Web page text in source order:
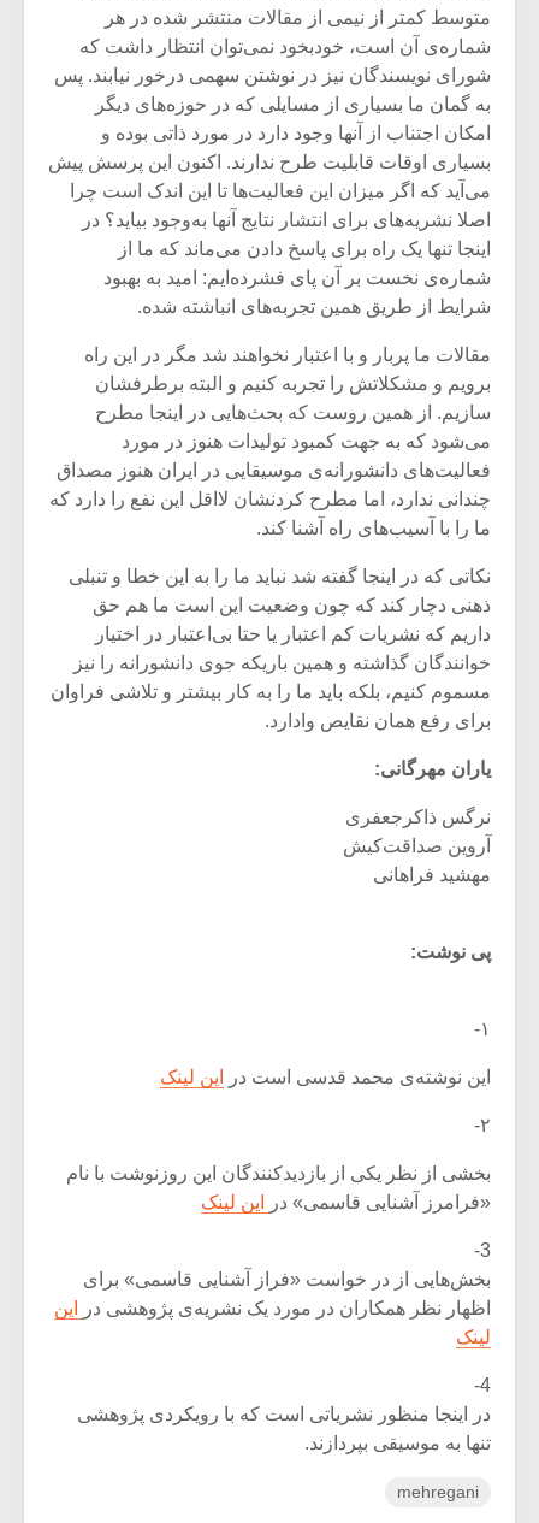
متوسط کمتر از نیمی از مقالات منتشر شده در هر
شماره‌ی آن است، خودبخود نمی‌توان انتظار داشت که
شورای نویسندگان نیز در نوشتن سهمی درخور نیابند. پس
به گمان ما بسیاری از مسایلی که در حوزه‌های دیگر
امکان اجتناب از آنها وجود دارد در مورد ذاتی‌ بوده و
بسیاری اوقات قابلیت طرح ندارند. اکنون این پرسش پیش
می‌آید که اگر میزان این فعالیت‌ها تا این اندک است چرا
اصلا نشریه‌های برای انتشار نتایج آنها به‌وجود بیاید؟ در
اینجا تنها یک راه برای پاسخ دادن می‌ماند که ما از
شماره‌ی نخست بر آن پای فشرده‌ایم: امید به بهبود
شرایط از طریق همین تجربه‌های انباشته شده.
مقالات ما پربار و با اعتبار نخواهند شد مگر در این راه
برویم و مشکلاتش را تجربه کنیم و البته برطرفشان
سازیم. از همین روست که بحث‌هایی در اینجا مطرح
می‌شود که به جهت کمبود تولیدات هنوز در مورد
فعالیت‌های دانشورانه‌ی موسیقایی در ایران هنوز مصداق
چندانی ندارد، اما مطرح کردنشان لااقل این نفع را دارد که
ما را با آسیب‌های راه آشنا کند.
نکاتی که در اینجا گفته شد نباید ما را به این خطا و تنبلی
ذهنی دچار کند که چون وضعیت این است ما هم حق
داریم که نشریات کم اعتبار یا حتا بی‌اعتبار در اختیار
خوانندگان گذاشته و همین باریکه جوی دانشورانه را نیز
مسموم کنیم، بلکه باید ما را به کار بیشتر و تلاشی فراوان
برای رفع همان نقایص وادارد.
یاران مهرگانی:
نرگس ذاکرجعفری
آروین صداقت‌کیش
مهشید فراهانی
پی نوشت:
۱-
این نوشته‌ی محمد قدسی است در این لینک
۲-
بخشی از نظر یکی از بازدیدکنندگان این روزنوشت با نام
«فرامرز آشنایی قاسمی» در
این لینک
3-
بخش‌هایی از در خواست «فراز آشنایی قاسمی» برای
اظهار نظر همکاران در مورد یک نشریه‌ی پژوهشی در
این
لینک
4-
در اینجا منظور نشریاتی است که با رویکردی پژوهشی
تنها به موسیقی بپردازند.
mehregani